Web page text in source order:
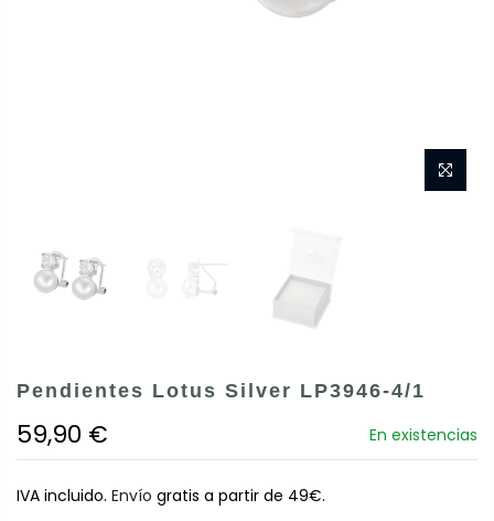
Pendientes Lotus Silver LP3946-4/1
59,90 € En existencias
IVA incluido. Envío gratis a partir de 49€.